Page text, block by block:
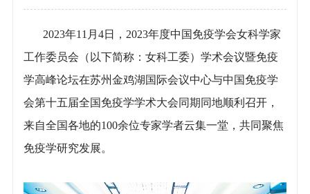
2023年11月4日，2023年度中国免疫学会女科学家
工作委员会（以下简称：女科工委）学术会议暨免疫
学高峰论坛在苏州金鸡湖国际会议中心与中国免疫学
会第十五届全国免疫学学术大会同期同地顺利召开，
来自全国各地的100余位专家学者云集一堂，共同聚焦
免疫学研究发展。